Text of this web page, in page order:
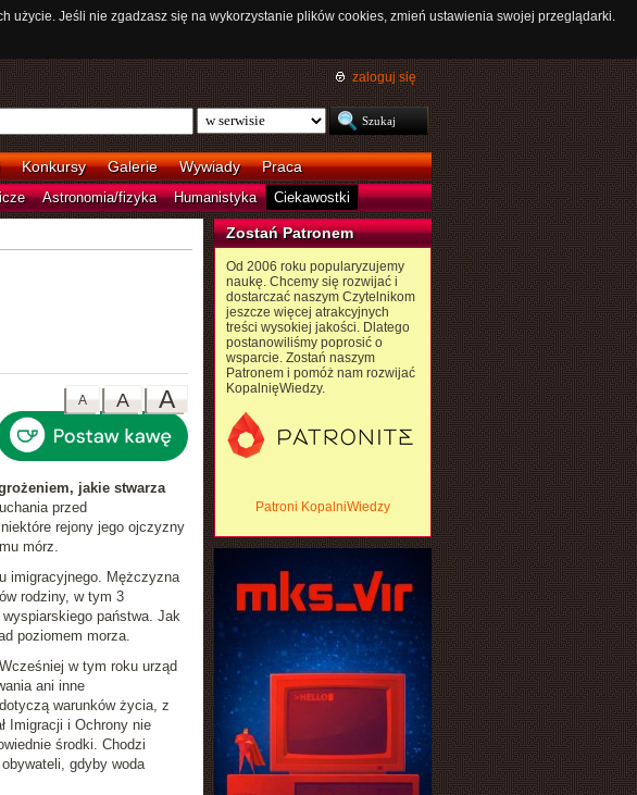
użycie. Jeśli nie zgadzasz się na wykorzystanie plików cookies, zmień ustawienia swojej przeglądarki.
zaloguj się
Konkursy Galerie Wywiady Praca
Astronomia/fizyka Humanistyka Ciekawostki
A
A
A
jakie stwarza
przed
rejony jego ojczyzny
mórz.
imigracyjnego. Mężczyzna
rodziny, w tym 3
państwa. Jak
poziomem morza.
w tym roku urząd
ani inne
warunków życia, z
Imigracji i Ochrony nie
środki. Chodzi
gdyby woda
Zostań Patronem
Od 2006 roku popularyzujemy
naukę. Chcemy się rozwijać i
dostarczać naszym Czytelnikom
jeszcze więcej atrakcyjnych
treści wysokiej jakości. Dlatego
postanowiliśmy poprosić o
wsparcie. Zostań naszym
Patronem i pomóż nam rozwijać
KopalnięWiedzy.
Patroni KopalniWiedzy